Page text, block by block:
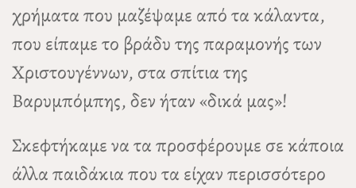
χρήματα που μαζέψαμε από τα κάλαντα,
που είπαμε το βράδυ της παραμονής των
Χριστουγέννων, στα σπίτια της
Βαρυμπόμπης, δεν ήταν «δικά μας»!
Σκεφτήκαμε να τα προσφέρουμε σε κάποια
άλλα παιδάκια που τα είχαν περισσότερο